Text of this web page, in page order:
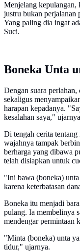
Menjelang kepulangan,
justru bukan
Yang paling dia ingat
Suci.
Boneka Unta
Dengan suara
sekaligus
harapan kepadanya.
kesalahan saya,"
Di tengah cerita tentang
wajahnya tampak
berharga yang dibawa
telah disiapkan untuk
"Ini bawa (boneka)
karena keterbatasan
Boneka itu menjadi
pulang. Ia membelinya
mendengar permintaan
"Minta (boneka) unta
tidur," ujarnya.